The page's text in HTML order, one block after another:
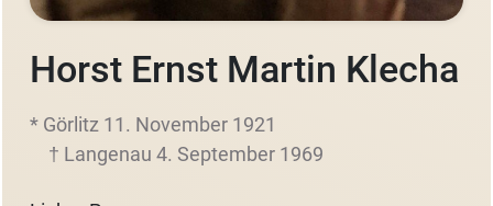
Horst Ernst Martin Klecha
* Görlitz 11. November 1921
† Langenau 4. September 1969